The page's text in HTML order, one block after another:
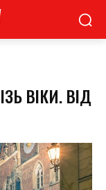
ВІКИ. ВІД